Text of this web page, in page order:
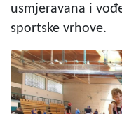
usmjeravana i
sportske vrhove.